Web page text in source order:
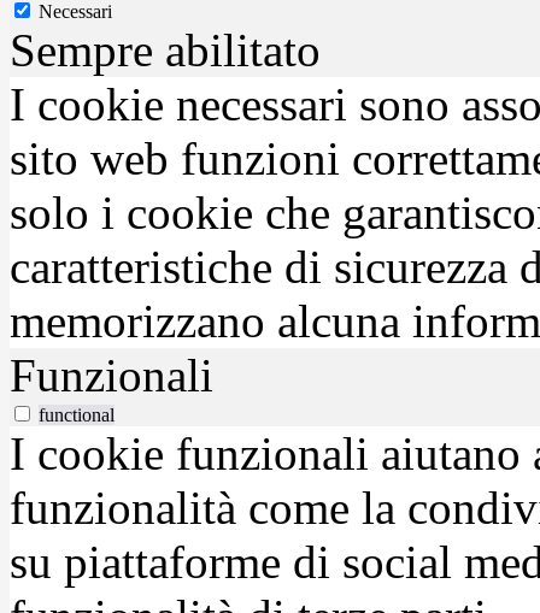
Necessari
Sempre abilitato
I cookie necessari sono
sito web funzioni
solo i cookie che
caratteristiche di sicurezza
memorizzano alcuna
Funzionali
functional
I cookie funzionali aiutano
funzionalità come la
su piattaforme di social